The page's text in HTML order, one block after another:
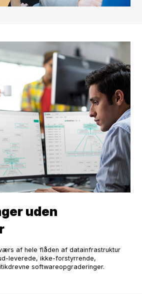
uden
af hele flåden af datainfrastruktur
leverede, ikke-forstyrrende,
softwareopgraderinger.